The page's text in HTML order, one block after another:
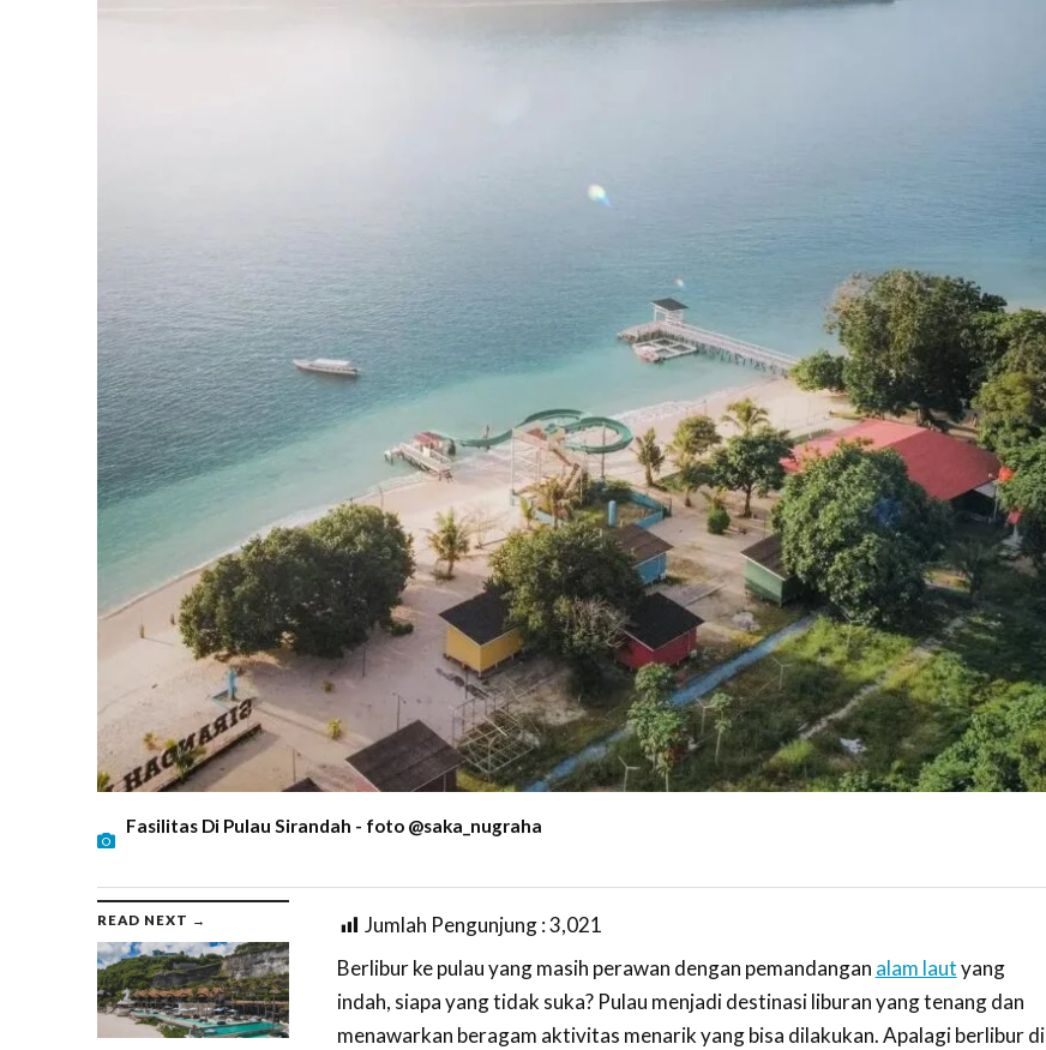
Fasilitas Di Pulau Sirandah - foto @saka_nugraha
READ NEXT → Jumlah Pengunjung :3,021
Berlibur ke pulau yang masih perawan dengan pemandangan alam lautyang
indah, siapa yang tidak suka? Pulau menjadi destinasi liburan yang tenang dan
menawarkan beragam aktivitas menarik yang bisa dilakukan. Apalagi berlibur di